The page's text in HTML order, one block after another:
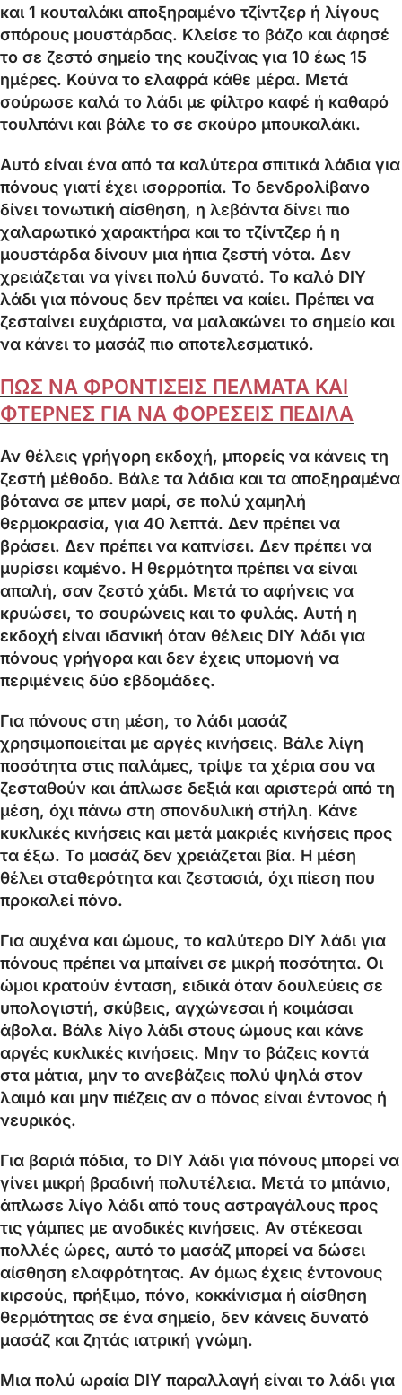
και 1 κουταλάκι αποξηραμένο τζίντζερ ή λίγους
σπόρους μουστάρδας. Κλείσε το βάζο και άφησέ
το σε ζεστό σημείο της κουζίνας για 10 έως 15
ημέρες. Κούνα το ελαφρά κάθε μέρα. Μετά
σούρωσε καλά το λάδι με φίλτρο καφέ ή καθαρό
τουλπάνι και βάλε το σε σκούρο μπουκαλάκι.
Αυτό είναι ένα από τα καλύτερα σπιτικά λάδια για
πόνους γιατί έχει ισορροπία. Το δενδρολίβανο
δίνει τονωτική αίσθηση, η λεβάντα δίνει πιο
χαλαρωτικό χαρακτήρα και το τζίντζερ ή η
μουστάρδα δίνουν μια ήπια ζεστή νότα. Δεν
χρειάζεται να γίνει πολύ δυνατό. Το καλό DIY
λάδι για πόνους δεν πρέπει να καίει. Πρέπει να
ζεσταίνει ευχάριστα, να μαλακώνει το σημείο και
να κάνει το μασάζ πιο αποτελεσματικό.
ΠΩΣ ΝΑ ΦΡΟΝΤΙΣΕΙΣ ΠΕΛΜΑΤΑ ΚΑΙ
ΦΤΕΡΝΕΣ ΓΙΑ ΝΑ ΦΟΡΕΣΕΙΣ ΠΕΔΙΛΑ
Αν θέλεις γρήγορη εκδοχή, μπορείς να κάνεις τη
ζεστή μέθοδο. Βάλε τα λάδια και τα αποξηραμένα
βότανα σε μπεν μαρί, σε πολύ χαμηλή
θερμοκρασία, για 40 λεπτά. Δεν πρέπει να
βράσει. Δεν πρέπει να καπνίσει. Δεν πρέπει να
μυρίσει καμένο. Η θερμότητα πρέπει να είναι
απαλή, σαν ζεστό χάδι. Μετά το αφήνεις να
κρυώσει, το σουρώνεις και το φυλάς. Αυτή η
εκδοχή είναι ιδανική όταν θέλεις DIY λάδι για
πόνους γρήγορα και δεν έχεις υπομονή να
περιμένεις δύο εβδομάδες.
Για πόνους στη μέση, το λάδι μασάζ
χρησιμοποιείται με αργές κινήσεις. Βάλε λίγη
ποσότητα στις παλάμες, τρίψε τα χέρια σου να
ζεσταθούν και άπλωσε δεξιά και αριστερά από τη
μέση, όχι πάνω στη σπονδυλική στήλη. Κάνε
κυκλικές κινήσεις και μετά μακριές κινήσεις προς
τα έξω. Το μασάζ δεν χρειάζεται βία. Η μέση
θέλει σταθερότητα και ζεστασιά, όχι πίεση που
προκαλεί πόνο.
Για αυχένα και ώμους, το καλύτερο DIY λάδι για
πόνους πρέπει να μπαίνει σε μικρή ποσότητα. Οι
ώμοι κρατούν ένταση, ειδικά όταν δουλεύεις σε
υπολογιστή, σκύβεις, αγχώνεσαι ή κοιμάσαι
άβολα. Βάλε λίγο λάδι στους ώμους και κάνε
αργές κυκλικές κινήσεις. Μην το βάζεις κοντά
στα μάτια, μην το ανεβάζεις πολύ ψηλά στον
λαιμό και μην πιέζεις αν ο πόνος είναι έντονος ή
νευρικός.
Για βαριά πόδια, το DIY λάδι για πόνους μπορεί να
γίνει μικρή βραδινή πολυτέλεια. Μετά το μπάνιο,
άπλωσε λίγο λάδι από τους αστραγάλους προς
τις γάμπες με ανοδικές κινήσεις. Αν στέκεσαι
πολλές ώρες, αυτό το μασάζ μπορεί να δώσει
αίσθηση ελαφρότητας. Αν όμως έχεις έντονους
κιρσούς, πρήξιμο, πόνο, κοκκίνισμα ή αίσθηση
θερμότητας σε ένα σημείο, δεν κάνεις δυνατό
μασάζ και ζητάς ιατρική γνώμη.
Μια πολύ ωραία DIY παραλλαγή είναι το λάδι για